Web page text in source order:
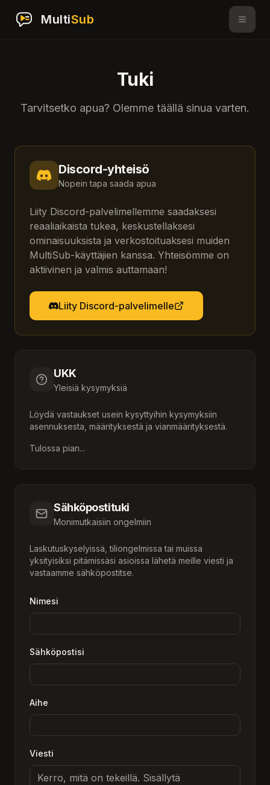
MultiSub
Tuki
Tarvitsetko apua? Olemme täällä sinua varten.
Discord-yhteisö
Nopein tapa saada apua
Liity Discord-palvelimellemme saadaksesi
reaaliaikaista tukea, keskustellaksesi
ominaisuuksista ja verkostoituaksesi muiden
MultiSub-käyttäjien kanssa. Yhteisömme on
aktiivinen ja valmis auttamaan!
Liity Discord-palvelimelle
UKK
Yleisiä kysymyksiä
Löydä vastaukset usein kysyttyihin kysymyksiin
asennuksesta, määrityksestä ja vianmäärityksestä.
Tulossa pian...
Sähköpostituki
Monimutkaisiin ongelmiin
Laskutuskyselyissä, tiliongelmissa tai muissa
yksityisiksi pitämissäsi asioissa lähetä meille viesti ja
vastaamme sähköpostitse.
Nimesi
Sähköpostisi
Aihe
Viesti